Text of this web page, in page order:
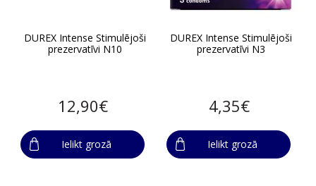
DUREX Intense Stimulējoši
prezervatīvi N10
12,90€
Ielikt grozā
DUREX Intense Stimulējoši
prezervatīvi N3
4,35€
Ielikt grozā